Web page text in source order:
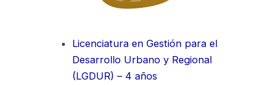
Licenciatura en Gestión para el
Desarrollo Urbano y Regional
(LGDUR) – 4 años